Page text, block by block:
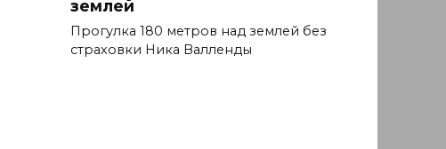
землей
Прогулка 180 метров над землей без
страховки Ника Валленды